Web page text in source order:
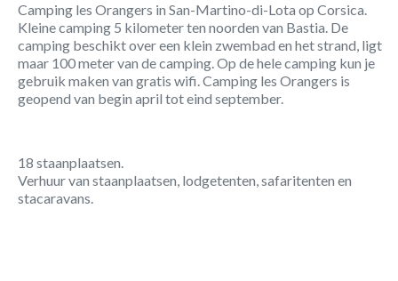
Camping les Orangers in San-Martino-di-Lota op Corsica.
Kleine camping 5 kilometer ten noorden van Bastia. De
camping beschikt over een klein zwembad en het strand, ligt
maar 100 meter van de camping. Op de hele camping kun je
gebruik maken van gratis wifi. Camping les Orangers is
geopend van begin april tot eind september.
18 staanplaatsen.
Verhuur van staanplaatsen, lodgetenten, safaritenten en
stacaravans.